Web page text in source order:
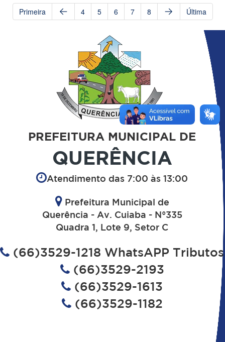
Primeira 4 5 6 7 8 Última
PREFEITURA MUNICIPAL DE
QUERÊNCIA
Atendimento das 7:00 às 13:00
Prefeitura Municipal de
Querência - Av. Cuiaba - N°335
Quadra 1, Lote 9, Setor C
(66)3529-1218 WhatsAPP Tributos
(66)3529-2193
(66)3529-1613
(66)3529-1182